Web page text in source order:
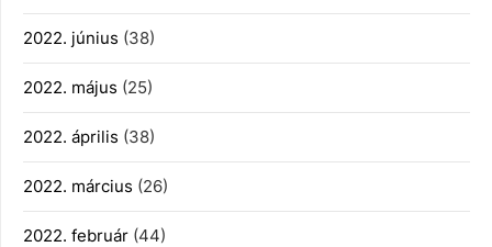
2022. június (38)
2022. május (25)
2022. április (38)
2022. március (26)
2022. február (44)